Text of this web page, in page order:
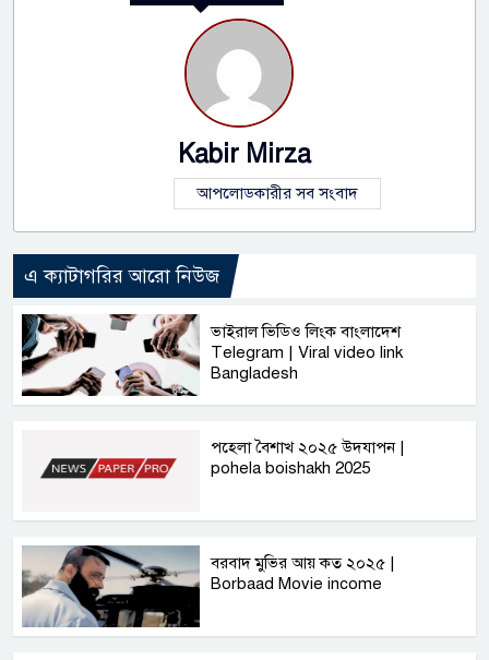
Kabir Mirza
আপলোডকারীর সব সংবাদ
এ ক্যাটাগরির আরো নিউজ
ভাইরাল ভিডিও লিংক বাংলাদেশ
Telegram | Viral video link
Bangladesh
পহেলা বৈশাখ ২০২৫ উদযাপন |
pohela boishakh 2025
বরবাদ মুভির আয় কত ২০২৫ |
Borbaad Movie income